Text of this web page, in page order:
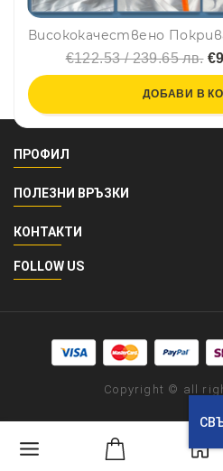
€122.53 / 239.65 лв.
ДОБАВИ В
ПРОФИЛ
ПОЛЕЗНИ ВРЪЗКИ
КОНТАКТИ
FOLLOW US
Copyright © all